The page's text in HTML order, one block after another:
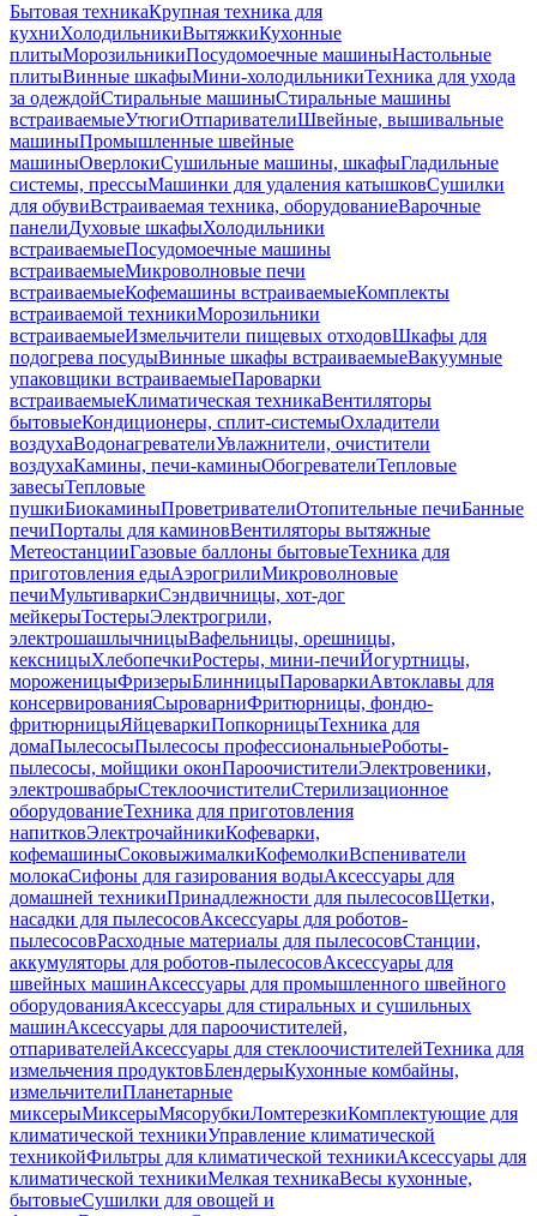
Бытовая техникаКрупная техника для
кухниХолодильникиВытяжкиКухонные
плитыМорозильникиПосудомоечные машиныНастольные
плитыВинные шкафыМини-холодильникиТехника для ухода
за одеждойСтиральные машиныСтиральные машины
встраиваемыеУтюгиОтпаривателиШвейные, вышивальные
машиныПромышленные швейные
машиныОверлокиСушильные машины, шкафыГладильные
системы, прессыМашинки для удаления катышковСушилки
для обувиВстраиваемая техника, оборудованиеВарочные
панелиДуховые шкафыХолодильники
встраиваемыеПосудомоечные машины
встраиваемыеМикроволновые печи
встраиваемыеКофемашины встраиваемыеКомплекты
встраиваемой техникиМорозильники
встраиваемыеИзмельчители пищевых отходовШкафы для
подогрева посудыВинные шкафы встраиваемыеВакуумные
упаковщики встраиваемыеПароварки
встраиваемыеКлиматическая техникаВентиляторы
бытовыеКондиционеры, сплит-системыОхладители
воздухаВодонагревателиУвлажнители, очистители
воздухаКамины, печи-каминыОбогревателиТепловые
завесыТепловые
пушкиБиокаминыПроветривателиОтопительные печиБанные
печиПорталы для каминовВентиляторы вытяжные
МетеостанцииГазовые баллоны бытовыеТехника для
приготовления едыАэрогрилиМикроволновые
печиМультиваркиСэндвичницы, хот-дог
мейкерыТостерыЭлектрогрили,
электрошашлычницыВафельницы, орешницы,
кексницыХлебопечкиРостеры, мини-печиЙогуртницы,
мороженицыФризерыБлинницыПароваркиАвтоклавы для
консервированияСыроварниФритюрницы, фондю-
фритюрницыЯйцеваркиПопкорницыТехника для
домаПылесосыПылесосы профессиональныеРоботы-
пылесосы, мойщики оконПароочистителиЭлектровеники,
электрошвабрыСтеклоочистителиСтерилизационное
оборудованиеТехника для приготовления
напитковЭлектрочайникиКофеварки,
кофемашиныСоковыжималкиКофемолкиВспениватели
молокаСифоны для газирования водыАксессуары для
домашней техникиПринадлежности для пылесосовЩетки,
насадки для пылесосовАксессуары для роботов-
пылесосовРасходные материалы для пылесосовСтанции,
аккумуляторы для роботов-пылесосовАксессуары для
швейных машинАксессуары для промышленного швейного
оборудованияАксессуары для стиральных и сушильных
машинАксессуары для пароочистителей,
отпаривателейАксессуары для стеклоочистителейТехника для
измельчения продуктовБлендерыКухонные комбайны,
измельчителиПланетарные
миксерыМиксерыМясорубкиЛомтерезкиКомплектующие для
климатической техникиУправление климатической
техникойФильтры для климатической техникиАксессуары для
климатической техникиМелкая техникаВесы кухонные,
бытовыеСушилки для овощей и